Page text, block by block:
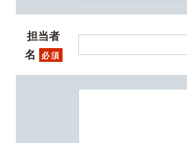
担当者
名
必須